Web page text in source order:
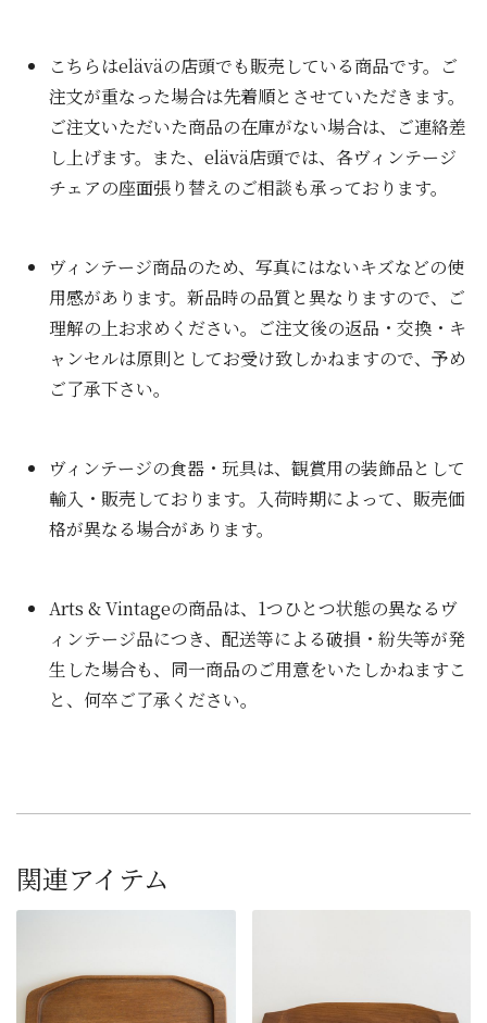
こちらはeläväの店頭でも販売している商品です。ご
注文が重なった場合は先着順とさせていただきます。
ご注文いただいた商品の在庫がない場合は、ご連絡差
し上げます。また、elävä店頭では、各ヴィンテージ
チェアの座面張り替えのご相談も承っております。
ヴィンテージ商品のため、写真にはないキズなどの使
用感があります。新品時の品質と異なりますので、ご
理解の上お求めください。ご注文後の返品・交換・キ
ャンセルは原則としてお受け致しかねますので、予め
ご了承下さい。
ヴィンテージの食器・玩具は、観賞用の装飾品として
輸入・販売しております。入荷時期によって、販売価
格が異なる場合があります。
Arts & Vintageの商品は、1つひとつ状態の異なるヴ
ィンテージ品につき、配送等による破損・紛失等が発
生した場合も、同一商品のご用意をいたしかねますこ
と、何卒ご了承ください。
関連アイテム